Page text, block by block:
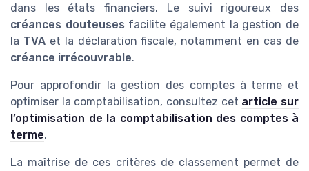
dans les états financiers. Le suivi rigoureux des
créances douteuses facilite également la gestion de
la TVAet la déclaration fiscale, notamment en cas de
créance irrécouvrable.
Pour approfondir la gestion des comptes à terme et
optimiser la comptabilisation, consultez cet article sur
l’optimisation de la comptabilisation des comptes à
terme.
La maîtrise de ces critères de classement permet de